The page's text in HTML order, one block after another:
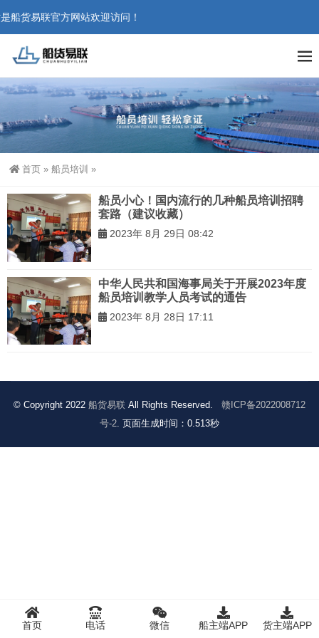
船货易联官方网站欢迎访问！
首页 » 船员培训 »
船员小心！国内流行的几种船员培训招聘
套路（建议收藏）
2023年 8月 29日 08:42
中华人民共和国海事局关于开展2023年度
船员培训教学人员考试的通告
2023年 8月 28日 17:11
© Copyright 2022 船货易联 All Rights Reserved.
赣ICP备2022008712
号-2. 页面生成时间：0.513秒
首页 电话 微信 船主端APP 货主端APP